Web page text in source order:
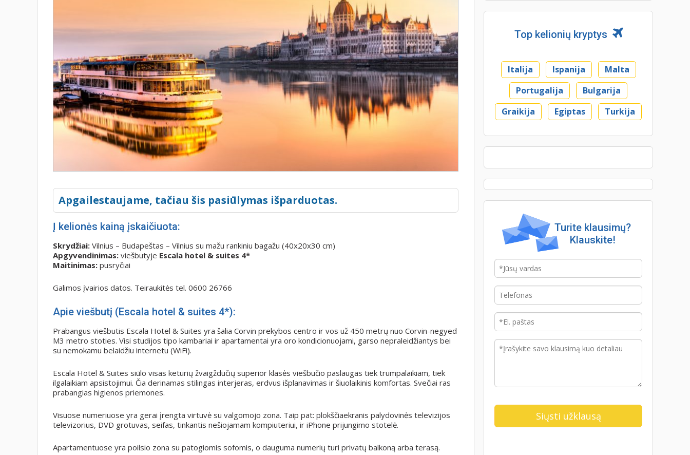
Apgailestaujame, tačiau šis pasiūlymas išparduotas.
Į kelionės kainą įskaičiuota:
Skrydžiai: Vilnius – Budapeštas – Vilnius su mažu rankiniu bagažu (40x20x30 cm)
Apgyvendinimas: viešbutyje Escala hotel & suites 4*
Maitinimas: pusryčiai
Galimos įvairios datos. Teiraukitės tel. 0600 26766
Apie viešbutį (Escala hotel & suites 4*):
Prabangus viešbutis Escala Hotel & Suites yra šalia Corvin prekybos centro ir vos už 450 metrų nuo Corvin-negyed
M3 metro stoties. Visi studijos tipo kambariai ir apartamentai yra oro kondicionuojami, garso nepraleidžiantys bei
su nemokamu belaidžiu internetu (WiFi).
Escala Hotel & Suites siūlo visas keturių žvaigždučių superior klasės viešbučio paslaugas tiek trumpalaikiam, tiek
ilgalaikiam apsistojimui. Čia derinamas stilingas interjeras, erdvus išplanavimas ir šiuolaikinis komfortas. Svečiai ras
prabangias higienos priemones.
Visuose numeriuose yra gerai įrengta virtuvė su valgomojo zona. Taip pat: plokščiaekranis palydovinės televizijos
televizorius, DVD grotuvas, seifas, tinkantis nešiojamam kompiuteriui, ir iPhone prijungimo stotelė.
Apartamentuose yra poilsio zona su patogiomis sofomis, o dauguma numerių turi privatų balkoną arba terasą.
Top kelionių kryptys
Italija Ispanija
Malta
Portugalija
Bulgarija
Graikija
Egiptas Turkija
Turite klausimų?
Klauskite!